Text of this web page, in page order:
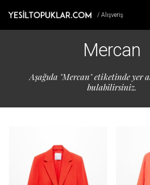
/ Alışveriş
Mercan
Aşağıda "Mercan" etiketinde yer
bulabilirsiniz.